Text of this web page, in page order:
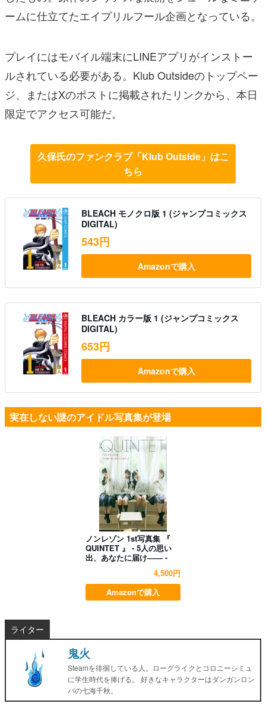
ームに仕立てたエイプリルフール企画となっている。
プレイにはモバイル端末にLINEアプリがインストー
ルされている必要がある。Klub Outsideのトップペー
ジ、またはXのポストに掲載されたリンクから、本日
限定でアクセス可能だ。
久保氏のファンクラブ「Klub Outside」はこ
ちら
BLEACH モノクロ版 1 (ジャンプコミックス
DIGITAL)
543円
Amazonで購入
BLEACH カラー版 1 (ジャンプコミックス
DIGITAL)
653円
Amazonで購入
実在しない謎のアイドル写真集が登場
ノンレゾン 1st写真集 『
QUINTET 』 - 5人の思い
出、あなたに届け―― -
4,500円
Amazonで購入
ライター
鬼火
Steamを徘徊している人。ローグライクとコロニーシミュ
に学生時代を捧げる。 好きなキャラクターはダンガンロン
パの七海千秋。